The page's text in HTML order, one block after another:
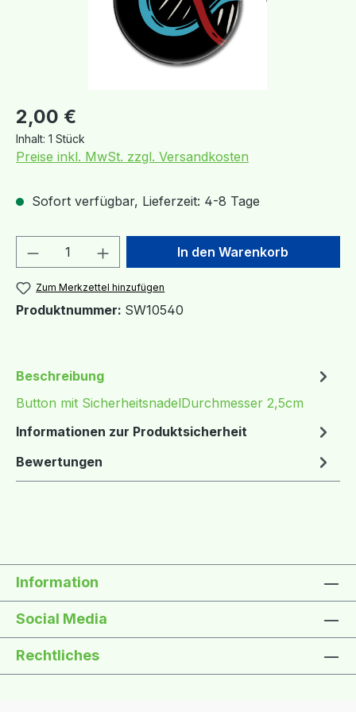
Regulärer Preis:
2,00 €
Inhalt: 1 Stück
Preise inkl. MwSt. zzgl. Versandkosten
Sofort verfügbar, Lieferzeit: 4-8 Tage
Produkt Anzahl: Gib denIn den Warenkorb
Zum Merkzettel hinzufügen
Produktnummer: SW10540
Beschreibung
Button mit SicherheitsnadelDurchmesser 2,5cm
Informationen zur Produktsicherheit
Bewertungen
Information
Social Media
Rechtliches